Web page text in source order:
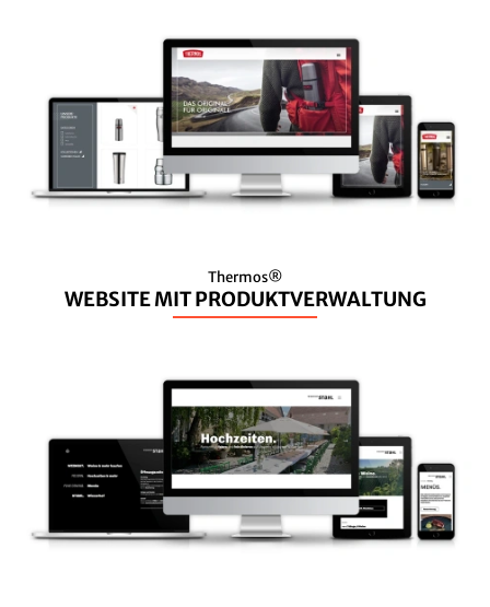
Thermos®
WEBSITE MIT PRODUKTVERWALTUNG